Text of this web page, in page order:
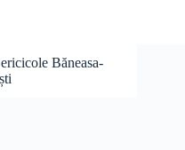
Băneasa-